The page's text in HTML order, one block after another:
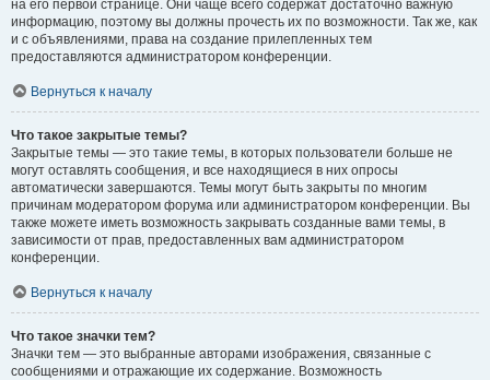
на его первой странице. Они чаще всего содержат достаточно важную
информацию, поэтому вы должны прочесть их по возможности. Так же, как
и с объявлениями, права на создание прилепленных тем
предоставляются администратором конференции.
Вернуться к началу
Что такое закрытые темы?
Закрытые темы — это такие темы, в которых пользователи больше не
могут оставлять сообщения, и все находящиеся в них опросы
автоматически завершаются. Темы могут быть закрыты по многим
причинам модератором форума или администратором конференции. Вы
также можете иметь возможность закрывать созданные вами темы, в
зависимости от прав, предоставленных вам администратором
конференции.
Вернуться к началу
Что такое значки тем?
Значки тем — это выбранные авторами изображения, связанные с
сообщениями и отражающие их содержание. Возможность